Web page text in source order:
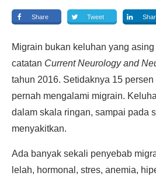
Share Tweet
Migrain bukan keluhan yang
catatan Current Neurology and
tahun 2016. Setidaknya 15
pernah mengalami migrain.
dalam skala ringan, sampai pada
menyakitkan.
Ada banyak sekali penyebab
lelah, hormonal, stres, anemia,